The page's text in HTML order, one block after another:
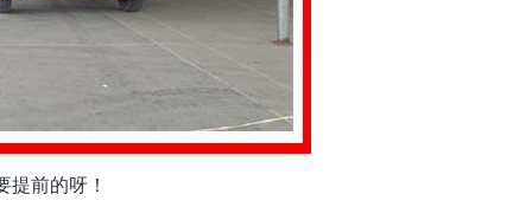
前的呀！